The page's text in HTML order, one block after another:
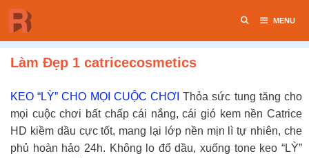
Chuyển
đến
nội
dung
MENU
Làm Đẹp 1 catricecosmetics
KEO “LỲ” CHO MỌI CUỘC CHƠI Thỏa sức tung tăng cho
mọi cuộc chơi bất chấp cái nắng, cái gió kem nền Catrice
HD kiềm dầu cực tốt, mang lại lớp nền mịn lì tự nhiên, che
phủ hoàn hảo 24h. Không lo đổ dầu, xuống tone keo “LỲ”